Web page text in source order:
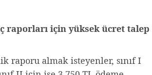
raporları için yüksek ücret talep
raporu almak isteyenler, sınıf I